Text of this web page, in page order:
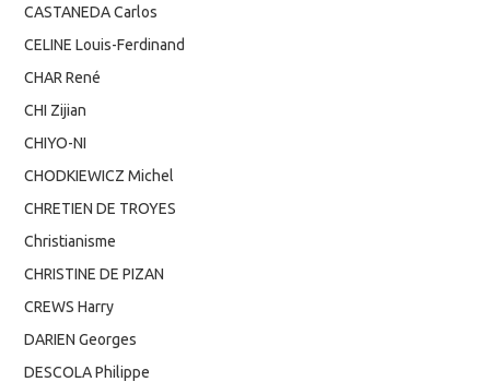
CASTANEDA Carlos
CELINE Louis-Ferdinand
CHAR René
CHI Zijian
CHIYO-NI
CHODKIEWICZ Michel
CHRETIEN DE TROYES
Christianisme
CHRISTINE DE PIZAN
CREWS Harry
DARIEN Georges
DESCOLA Philippe